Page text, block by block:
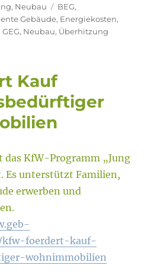
, Neubau Schlagwörter
BEG,
Gebäude, Energiekosten,
GEG, Neubau, Überhitzung
Kauf
das KfW-Programm „Jung
Es unterstützt Familien,
erwerben und
kfw-foerdert-kauf-
wohnimmobilien